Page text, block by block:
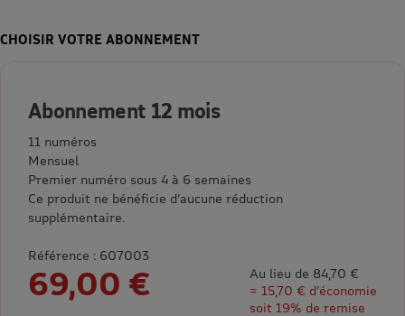
CHOISIR VOTRE ABONNEMENT
Abonnement 12 mois
11 numéros
Mensuel
Premier numéro sous 4 à 6 semaines
Ce produit ne bénéficie d’aucune réduction
supplémentaire.
Référence : 607003
69,00 €
Au lieu de 84,70 €
= 15,70 € d’économie
soit 19% de remise